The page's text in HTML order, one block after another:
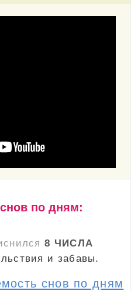
по дням:
8 ЧИСЛА
и забавы.
снов по дням